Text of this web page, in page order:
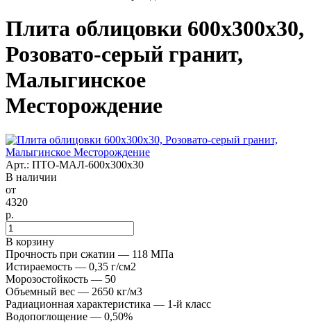
Плита облицовки 600x300x30,
Розовато-серый гранит,
Малыгинское
Месторождение
Арт.: ПТО-МАЛ-600x300x30
В наличии
от
4320
р.
В корзину
Прочность при сжатии — 118 МПа
Истираемость — 0,35 г/см2
Морозостойкость — 50
Объемный вес — 2650 кг/м3
Радиационная характеристика — 1-й класс
Водопоглощение — 0,50%